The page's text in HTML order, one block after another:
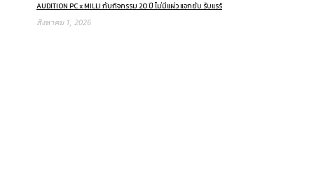
AUDITION PC x MILLI กับกิจกรรม 20 ปี ไม่มีแผ่ว แจกยับ รับแรร์
สิงหาคม 1, 2026